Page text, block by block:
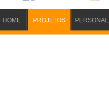
HOME PROJETOS